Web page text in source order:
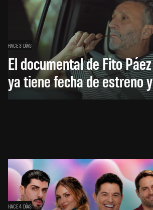
HACE 3 DÍAS
El documental de Fito
ya tiene fecha de estreno
HACE 4 DÍAS